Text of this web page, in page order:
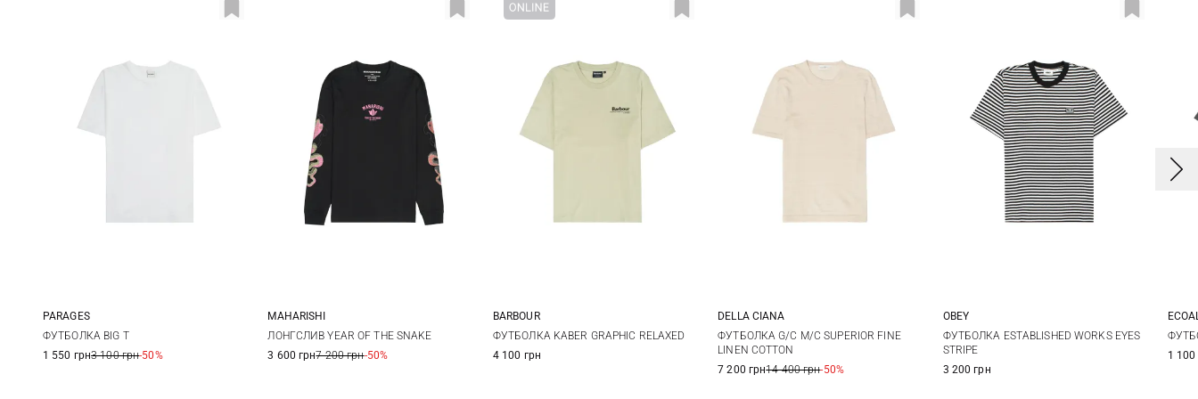
S M
PARAGES
ФУТБОЛКА BIG T
1 550 грн3 100 грн-50%
S M L
MAHARISHI
ЛОНГСЛИВ YEAR OF THE SNAKE
3 600 грн7 200 грн-50%
S M L XL
BARBOUR
ФУТБОЛКА KABER GRAPHIC RELAXED
4 100 грн
48 50 52 54
56 58
DELLA CIANA
ФУТБОЛКА G/C M/C SUPERIOR FINE
LINEN COTTON
7 200 грн14 400 грн-50%
S M L XL
OBEY
ФУТБОЛКА ESTABLISHED WORKS EYES
STRIPE
3 200 грн
M
1 100